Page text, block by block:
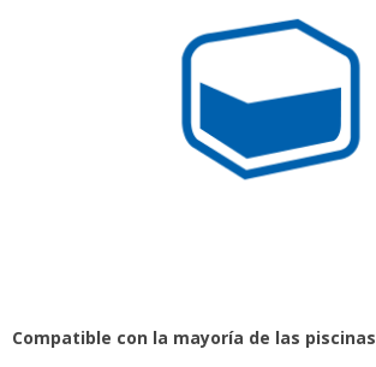
Compatible con la mayoría de las piscinas